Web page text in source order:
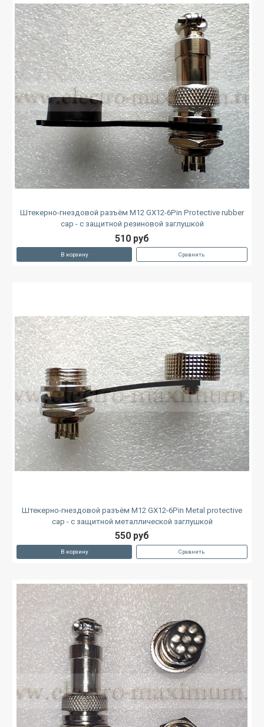
Штекерно-гнездовой разъём M12 GX12-6Pin Protective rubber
cap - с защитной резиновой заглушкой
510 руб
В корзину Сравнить
Штекерно-гнездовой разъём M12 GX12-6Pin Metal protective
cap - с защитной металлической заглушкой
550 руб
В корзину Сравнить